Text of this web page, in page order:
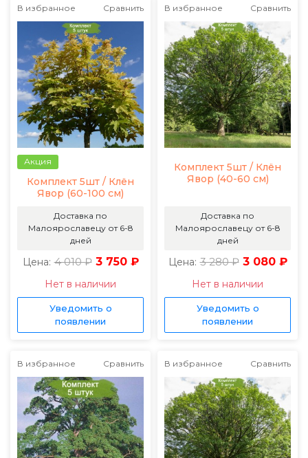
В избранное Сравнить
Акция
Комплект 5шт / Клён
Явор (60-100 см)
Доставка по
Малоярославецу от 6-8
дней
Цена: 4 010 ₽ 3 750 ₽
Нет в наличии
Уведомить о
появлении
В избранное Сравнить
Комплект 5шт / Клён
Явор (40-60 см)
Доставка по
Малоярославецу от 6-8
дней
Цена: 3 280 ₽ 3 080 ₽
Нет в наличии
Уведомить о
появлении
В избранное Сравнить В избранное Сравнить